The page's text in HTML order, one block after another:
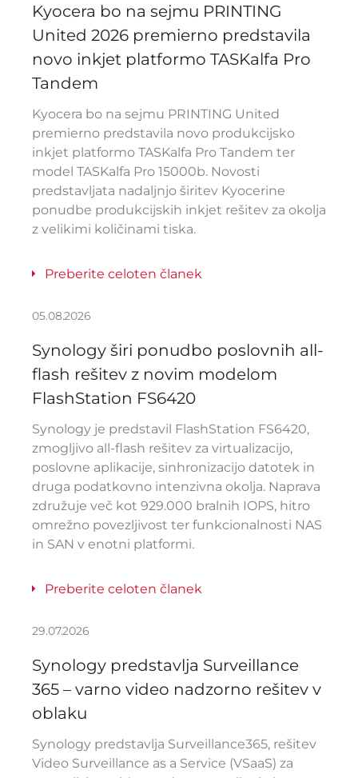
Kyocera bo na sejmu PRINTING
United 2026 premierno predstavila
novo inkjet platformo TASKalfa Pro
Tandem
Kyocera bo na sejmu PRINTING United
premierno predstavila novo produkcijsko
inkjet platformo TASKalfa Pro Tandem ter
model TASKalfa Pro 15000b. Novosti
predstavljata nadaljnjo širitev Kyocerine
ponudbe produkcijskih inkjet rešitev za okolja
z velikimi količinami tiska.
Preberite celoten članek
05.08.2026
Synology širi ponudbo poslovnih all-
flash rešitev z novim modelom
FlashStation FS6420
Synology je predstavil FlashStation FS6420,
zmogljivo all-flash rešitev za virtualizacijo,
poslovne aplikacije, sinhronizacijo datotek in
druga podatkovno intenzivna okolja. Naprava
združuje več kot 929.000 bralnih IOPS, hitro
omrežno povezljivost ter funkcionalnosti NAS
in SAN v enotni platformi.
Preberite celoten članek
29.07.2026
Synology predstavlja Surveillance
365 – varno video nadzorno rešitev v
oblaku
Synology predstavlja Surveillance365, rešitev
Video Surveillance as a Service (VSaaS) za